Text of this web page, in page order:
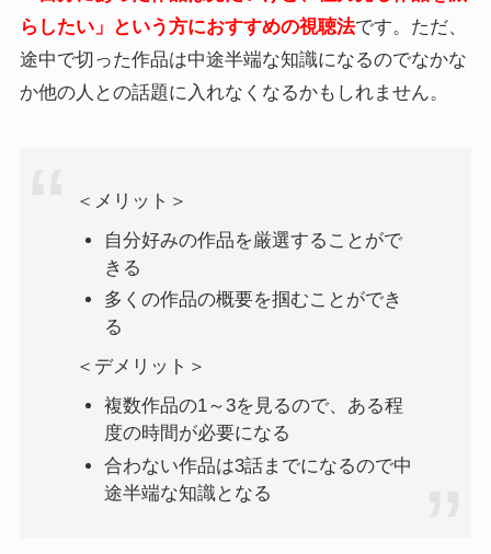
らしたい」という方におすすめの視聴法です。ただ、
途中で切った作品は中途半端な知識になるのでなかな
か他の人との話題に入れなくなるかもしれません。
＜メリット＞
自分好みの作品を厳選することがで
きる
多くの作品の概要を掴むことができ
る
＜デメリット＞
複数作品の1～3を見るので、ある程
度の時間が必要になる
合わない作品は3話までになるので中
途半端な知識となる